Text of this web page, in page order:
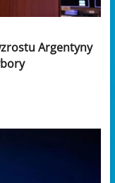
Argentyny